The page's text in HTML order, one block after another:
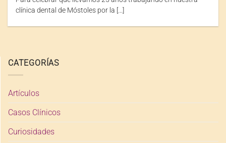
clínica dental de Móstoles por la [...]
CATEGORÍAS
Artículos
Casos Clínicos
Curiosidades